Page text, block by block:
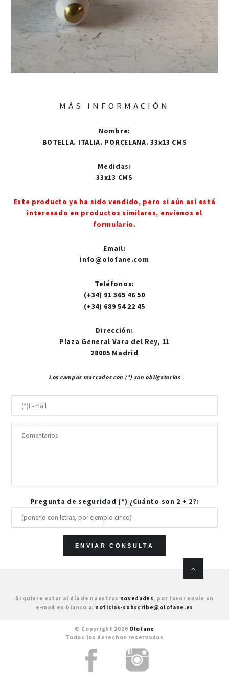
MÁS INFORMACIÓN
Nombre:
BOTELLA. ITALIA. PORCELANA. 33x13 CMS
Medidas:
33x13 CMS
Este producto ya ha sido vendido, pero si aún así está
interesado en productos similares, envíenos el
formulario.
Email:
info@olofane.com
Teléfonos:
(+34) 91 365 46 50
(+34) 689 54 22 45
Dirección:
Plaza General Vara del Rey, 11
28005 Madrid
Los campos marcados con (*) son obligatorios
Pregunta de seguridad (*) ¿Cuánto son 2 + 2?:
Si quiere estar al día de nuestras novedades , por favor envíe un
e-mail en blanco a: noticias-subscribe@olofane.es
© Copyright 2026 Olofane
Todos los derechos reservados